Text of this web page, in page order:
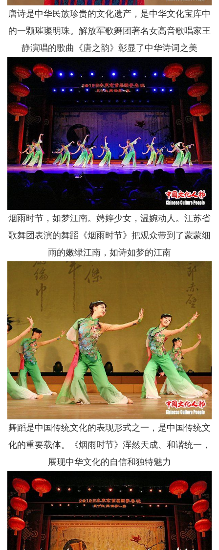
唐诗是中华民族珍贵的文化遗产，是中华文化宝库中
的一颗璀璨明珠。解放军歌舞团著名女高音歌唱家王
静演唱的歌曲《唐之韵》彰显了中华诗词之美
烟雨时节，如梦江南。娉婷少女，温婉动人。江苏省
歌舞团表演的舞蹈《烟雨时节》把观众带到了蒙蒙细
雨的嫩绿江南，如诗如梦的江南
舞蹈是中国传统文化的表现形式之一，是中国传统文
化的重要载体。《烟雨时节》浑然天成、和谐统一，
展现中华文化的自信和独特魅力